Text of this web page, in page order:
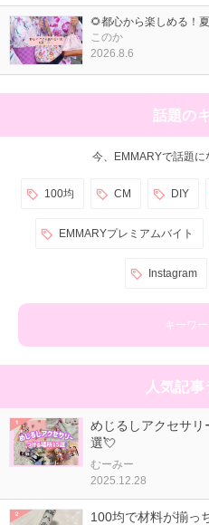
🌻都心から楽しめる！
このか
2026.8.6
話題の
今、EMMARYで話題
100均 CM DIY
EMMARYプレミアムバイト
Instagram
キーワ
人気記
めじるしアクセサ
選💘
むーみー
2025.12.28
100均で材料が揃っ